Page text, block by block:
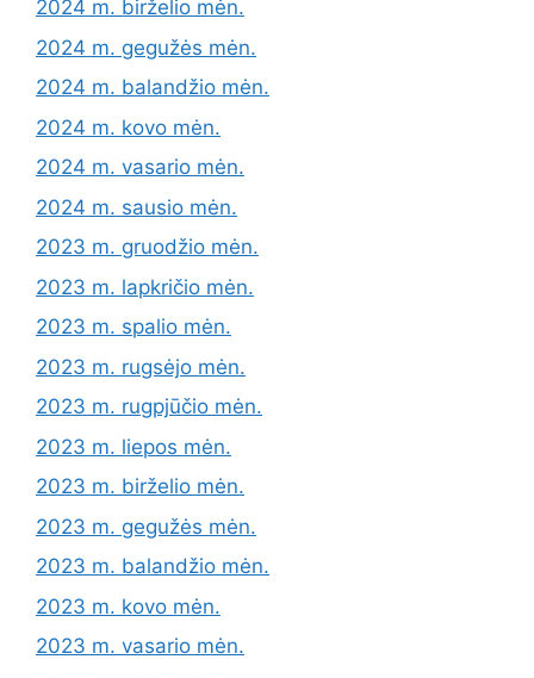
2024 m. birželio mėn.
2024 m. gegužės mėn.
2024 m. balandžio mėn.
2024 m. kovo mėn.
2024 m. vasario mėn.
2024 m. sausio mėn.
2023 m. gruodžio mėn.
2023 m. lapkričio mėn.
2023 m. spalio mėn.
2023 m. rugsėjo mėn.
2023 m. rugpjūčio mėn.
2023 m. liepos mėn.
2023 m. birželio mėn.
2023 m. gegužės mėn.
2023 m. balandžio mėn.
2023 m. kovo mėn.
2023 m. vasario mėn.